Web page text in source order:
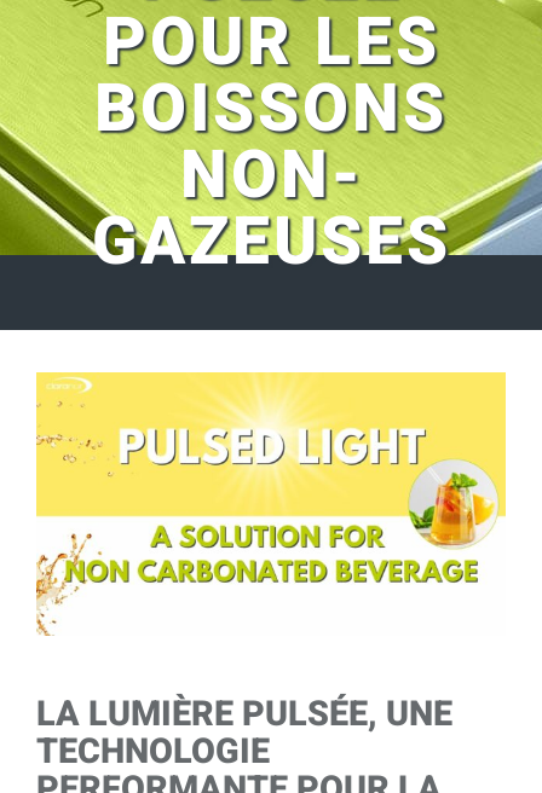
POUR LES
BOISSONS
NON-
GAZEUSES
Voir
l'image
agrandie
LA LUMIÈRE PULSÉE, UNE
TECHNOLOGIE